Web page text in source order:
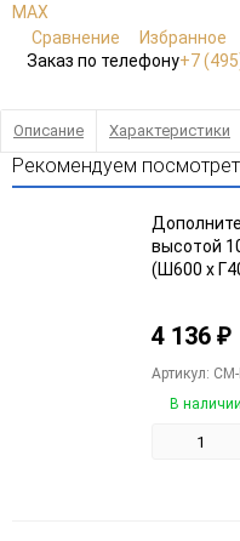
Сравнение
Избранное
Заказ по телефону+7
Описание Характеристики
Рекомендуем
высотой
(Ш600 x
4 136 ₽
Артикул:
В наличии